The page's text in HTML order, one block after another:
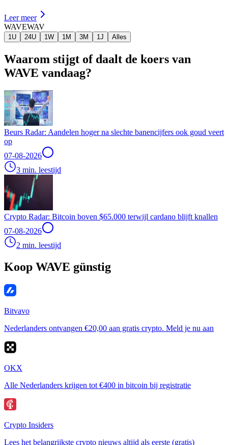
Leer meer
WAVEWAV
1U 24U 1W 1M 3M 1J Alles
Waarom stijgt of daalt de koers van
WAVE vandaag?
Beurs Radar: Aandelen hoger na slechte banencijfers ook goud veert
op
07-08-2026
3 min. leestijd
Crypto Radar: Bitcoin boven $65.000 terwijl cardano blijft knallen
07-08-2026
2 min. leestijd
Koop WAVE günstig
Bitvavo
Nederlanders ontvangen €20,00 aan gratis crypto. Meld je nu aan
OKX
Alle Nederlanders krijgen tot €400 in bitcoin bij registratie
Crypto Insiders
Lees het belangrijkste crypto nieuws altijd als eerste (gratis)